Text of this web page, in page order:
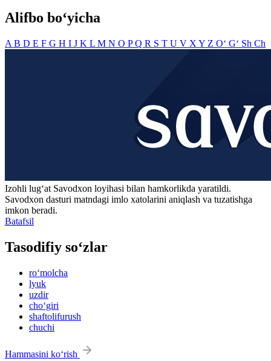
Alifbo bo‘yicha
A B D E F G H I J K L M N O PQ R S T U V X Y Z O‘ G‘ Sh Ch
Izohli lugʻat Savodxon loyihasi bilan hamkorlikda yaratildi.
Savodxon dasturi matndagi imlo xatolarini aniqlash va tuzatishga
imkon beradi.
Batafsil
Tasodifiy so‘zlar
ro‘molcha
lyuk
uzdir
cho‘giri
shaftolifurush
chuchi
Hammasini ko‘rish